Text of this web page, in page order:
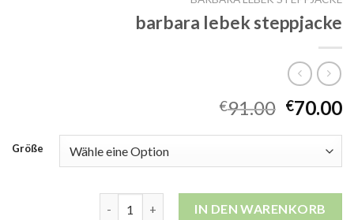
barbara lebek steppjacke
€91.00 €70.00
Größe
barbara lebek steppjacke Menge
IN DEN WARENKORB